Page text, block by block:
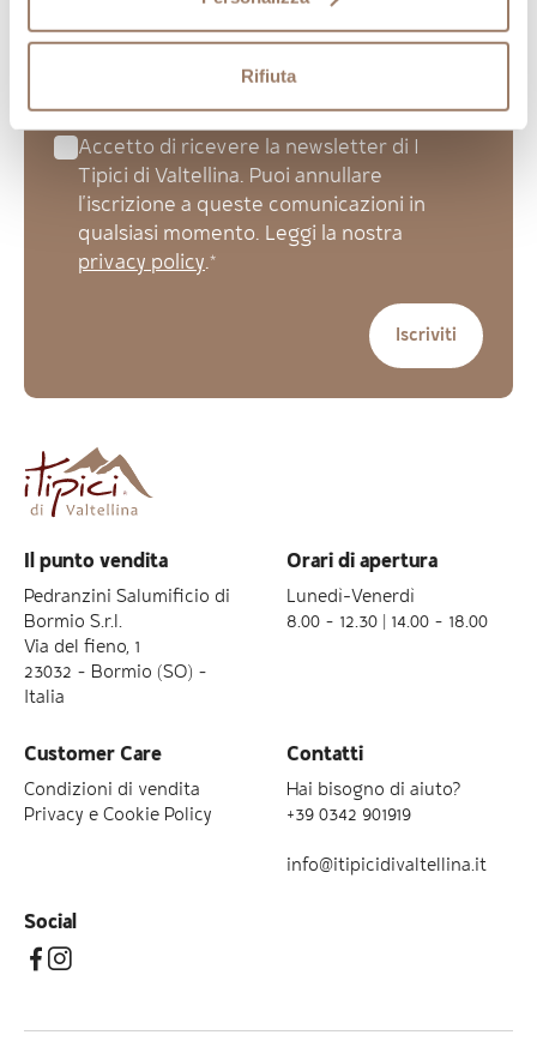
Rifiuta
Accetto di ricevere la newsletter di I
Tipici di Valtellina. Puoi annullare
l'iscrizione a queste comunicazioni in
qualsiasi momento. Leggi la nostra
privacy policy.*
Il punto vendita
Pedranzini Salumificio di
Bormio S.r.l.
Via del fieno, 1
23032 – Bormio (SO) –
Italia
Orari di apertura
Lunedì-Venerdì
8.00 – 12.30 | 14.00 – 18.00
Customer Care
Condizioni di vendita
Privacy e Cookie Policy
Contatti
Hai bisogno di aiuto?
+39 0342 901919
info@itipicidivaltellina.it
Social